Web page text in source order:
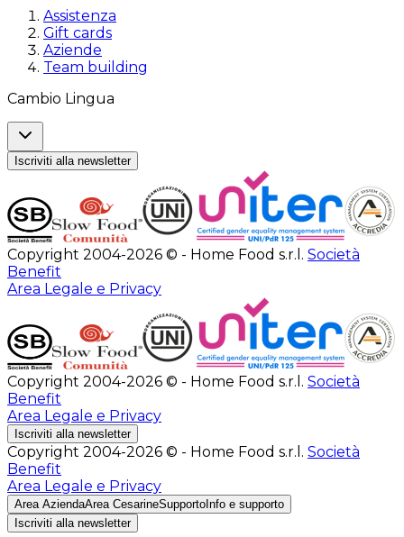
Assistenza
Gift cards
Aziende
Team building
Cambio Lingua
Iscriviti alla newsletter
Copyright 2004-2026 © - Home Food s.r.l. Società
Benefit
Area Legale e Privacy
Copyright 2004-2026 © - Home Food s.r.l. Società
Benefit
Area Legale e Privacy
Iscriviti alla newsletter
Copyright 2004-2026 © - Home Food s.r.l. Società
Benefit
Area Legale e Privacy
Area AziendaArea CesarineSupporto Info e supporto
Iscriviti alla newsletter